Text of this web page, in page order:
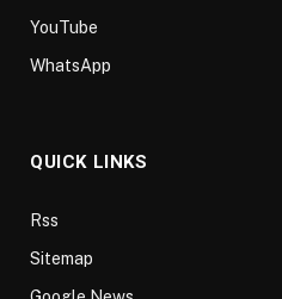
YouTube
WhatsApp
QUICK LINKS
Rss
Sitemap